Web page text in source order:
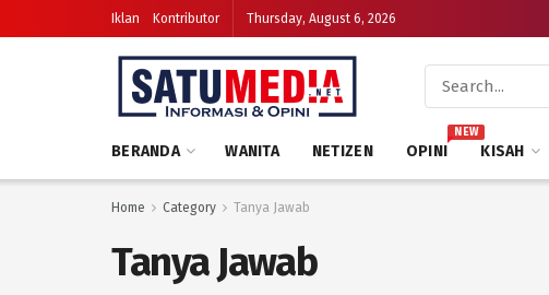
Iklan Kontributor Thursday, August 6, 2026
BERANDA WANITA NETIZEN OPINI
NEW
KISAH
Home Category Tanya Jawab
Tanya Jawab